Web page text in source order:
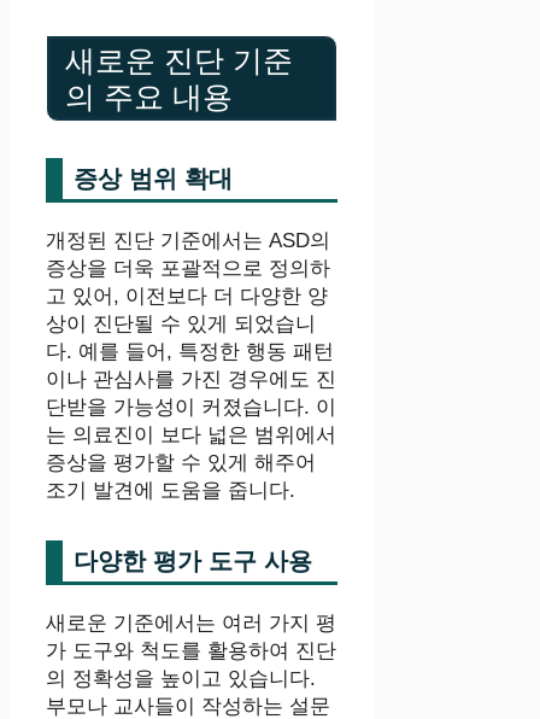
새로운 진단 기준
의 주요 내용
증상 범위 확대
개정된 진단 기준에서는 ASD의
증상을 더욱 포괄적으로 정의하
고 있어, 이전보다 더 다양한 양
상이 진단될 수 있게 되었습니
다. 예를 들어, 특정한 행동 패턴
이나 관심사를 가진 경우에도 진
단받을 가능성이 커졌습니다. 이
는 의료진이 보다 넓은 범위에서
증상을 평가할 수 있게 해주어
조기 발견에 도움을 줍니다.
다양한 평가 도구 사용
새로운 기준에서는 여러 가지 평
가 도구와 척도를 활용하여 진단
의 정확성을 높이고 있습니다.
부모나 교사들이 작성하는 설문